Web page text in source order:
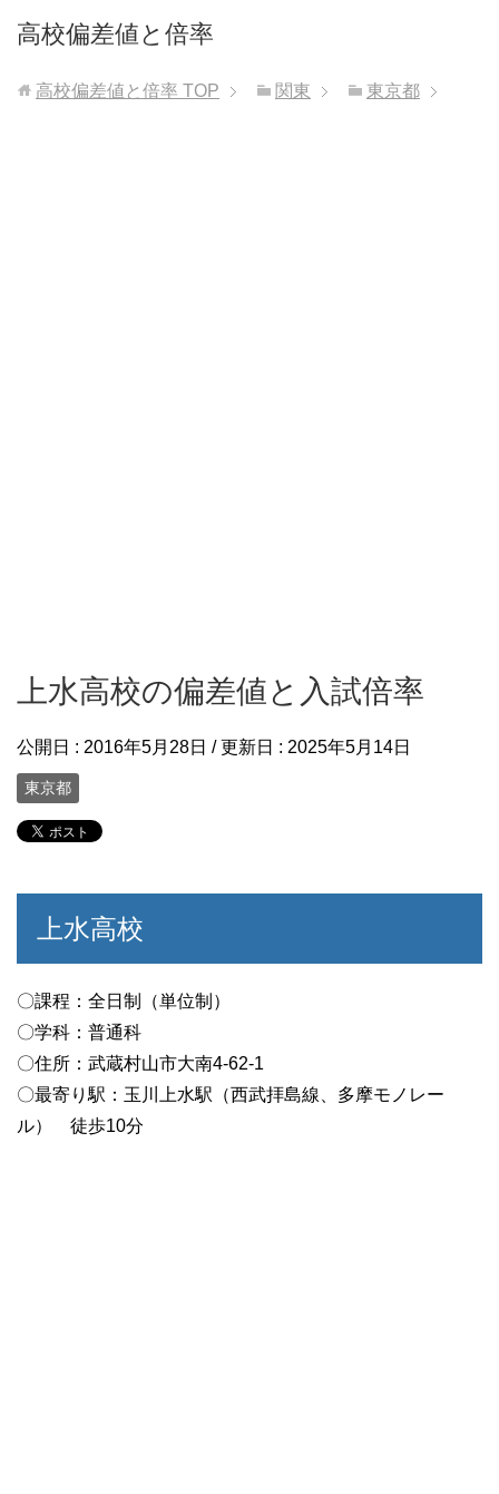
高校偏差値と倍率
高校偏差値と倍率 TOP 関東 東京都
上水高校の偏差値と入試倍率
公開日 : 2016年5月28日 / 更新日 : 2025年5月14日
東京都
上水高校
〇課程：全日制（単位制）
〇学科：普通科
〇住所：武蔵村山市大南4-62-1
〇最寄り駅：玉川上水駅（西武拝島線、多摩モノレー
ル） 徒歩10分